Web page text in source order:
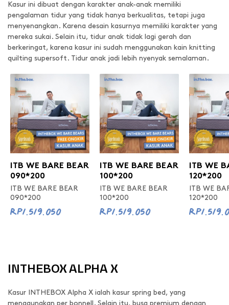
Kasur ini dibuat dengan karakter anak-anak memiliki
pengalaman tidur yang tidak hanya berkualitas, tetapi juga
menyenangkan. Karena desain kasurnya memiliki karakter yang
mereka sukai. Selain itu, tidur anak tidak lagi gerah dan
berkeringat, karena kasur ini sudah menggunakan kain knitting
quilting supersoft. Tidur anak jadi lebih nyenyak semalaman.
ITB WE BARE BEAR
090*200
ITB WE BARE BEAR
090*200
Rp1.519.050
ITB WE BARE BEAR
100*200
ITB WE BARE BEAR
100*200
Rp1.519.050
ITB WE
120*200
ITB WE
120*200
INTHEBOX ALPHA X
Kasur INTHEBOX Alpha X ialah kasur spring bed, yang
menggunakan per bonnell. Selain itu, busa premium dengan